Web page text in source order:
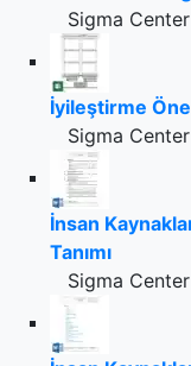
Sigma Center
İyileştirme
Sigma Center
İnsan
Tanımı
Sigma Center